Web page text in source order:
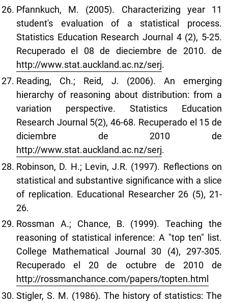
Pfannkuch, M. (2005). Characterizing year 11
student's evaluation of a statistical process.
Statistics Education Research Journal 4 (2), 5-25.
Recuperado el 08 de dieciembre de 2010. de
http://www.stat.auckland.ac.nz/serj.
Reading, Ch.; Reid, J. (2006). An emerging
hierarchy of reasoning about distribution: from a
variation perspective. Statistics Education
Research Journal 5(2), 46-68. Recuperado el 15 de
diciembre de 2010 de
http://www.stat.auckland.ac.nz/serj.
Robinson, D. H.; Levin, J.R. (1997). Reflections on
statistical and substantive significance with a slice
of replication. Educational Researcher 26 (5), 21-
26.
Rossman A.; Chance, B. (1999). Teaching the
reasoning of statistical inference: A "top ten" list.
College Mathematical Journal 30 (4), 297-305.
Recuperado el 20 de octubre de 2010 de
http://rossmanchance.com/papers/topten.html
Stigler, S. M. (1986). The history of statistics: The